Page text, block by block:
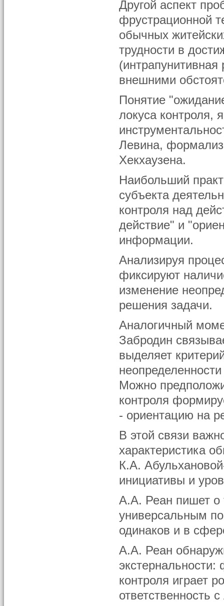
Другой аспект
фрустрационной
обычных
трудности в
внешними
Понятие
локуса контроля,
Левина,
Хекхаузена.
Наибольший
субъекта
контроля над
действие" и
информации.
Анализируя
фиксируют
изменение
решения задачи.
Аналогичный
Забродин
выделяет
Можно
контроля
- ориентацию на
В этой связи
характеристика
К.А.
инициативы и
А.А. Реан пишет о
универсальным
одинаков и в
А.А. Реан
экстернальности:
контроля играет
ответственность